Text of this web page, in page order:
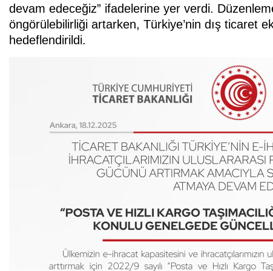
devam edeceğiz” ifadelerine yer verdi.
öngörülebilirliği artarken, Türkiye’nin dış ticaret
hedeflendirildi.